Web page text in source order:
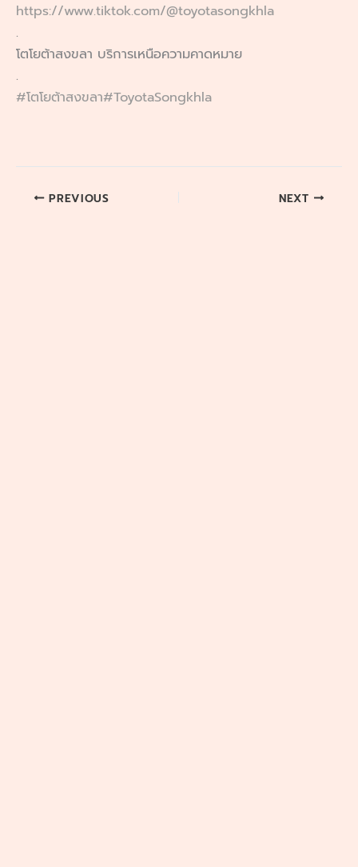
https://www.tiktok.com/@toyotasongkhla
.
โตโยต้าสงขลา บริการเหนือความคาดหมาย
.
#โตโยต้าสงขลา#ToyotaSongkhla
PREVIOUS NEXT